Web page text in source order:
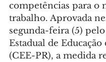
competências para o
trabalho. Aprovada
segunda-feira (5)
Estadual de Educação
(CEE-PR), a medida